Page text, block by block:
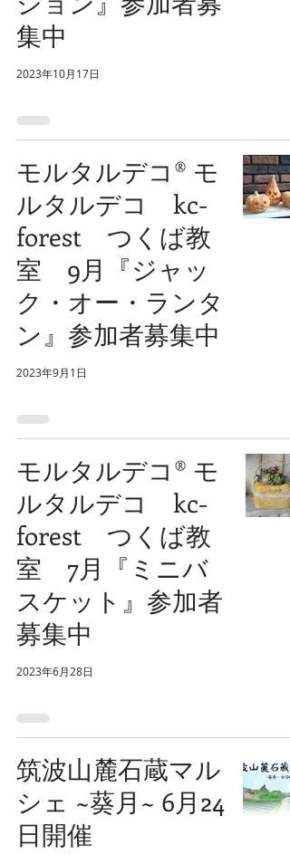
集中
2023年10月17日
モルタルデコ®️ モ
ルタルデコ kc-
forest つくば教
室 9月『ジャッ
ク・オー・ランタ
ン』参加者募集中
2023年9月1日
モルタルデコ®️ モ
ルタルデコ kc-
forest つくば教
室 7月『ミニバ
スケット』参加者
募集中
2023年6月28日
筑波山麓石蔵マル
シェ ~葵月~ 6月24
日開催